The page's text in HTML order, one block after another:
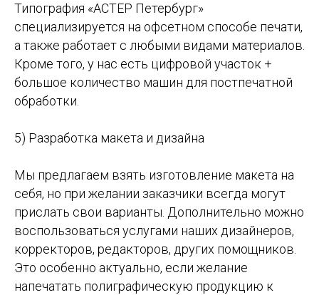
Типография «АСТЕР Петербург»
специализируется на офсетном способе печати,
а также работает с любыми видами материалов.
Кроме того, у нас есть цифровой участок +
большое количество машин для постпечатной
обработки.
5) Разработка макета и дизайна
Мы предлагаем взять изготовление макета на
себя, но при желании заказчики всегда могут
прислать свои варианты. Дополнительно можно
воспользоваться услугами наших дизайнеров,
корректоров, редакторов, других помощников.
Это особенно актуально, если желание
напечатать полиграфическую продукцию к